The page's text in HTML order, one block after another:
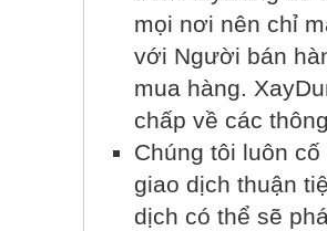
mọi nơi nên chỉ
với Người bán
mua hàng.
chấp về các
Chúng tôi luôn
giao dịch thuận
dịch có thể sẽ